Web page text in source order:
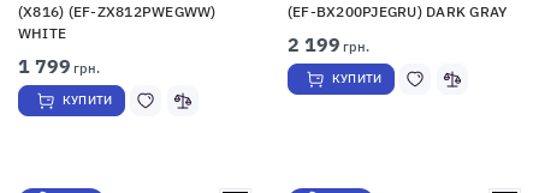
(X816) (EF-ZX812PWEGWW)
WHITE
1 799 грн.
КУПИТИ
(EF-BX200PJEGRU) DARK GRAY
2 199 грн.
КУПИТИ